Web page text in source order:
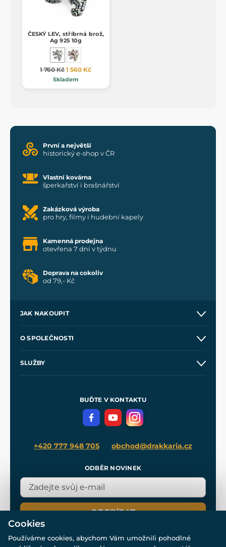
ČESKÝ LEV, stříbrná brož,
Ag 925 10g
1 760 Kč 1 560 Kč
Skladem
První a největší
historický e-shop v ČR
Vlastní kovárna
šperkařství i brašnářství
Zakázková výroba
pro hry, filmy i hudební kapely
Kamenná prodejna
otevřena 7 dní v týdnu
Doprava na cokoliv
od 79,- Kč
JAK NAKOUPIT
Velkoobchod
O SPOLEČNOSTI
SLUŽBY
Meče pro Kingdom Come
BUĎTE V KONTAKTU
+420 777 948 705 obchod@drakkaria.cz
ODBĚR NOVINEK
ODEBÍRAT
Cookies
Používáme cookies, abychom Vám umožnili pohodlné